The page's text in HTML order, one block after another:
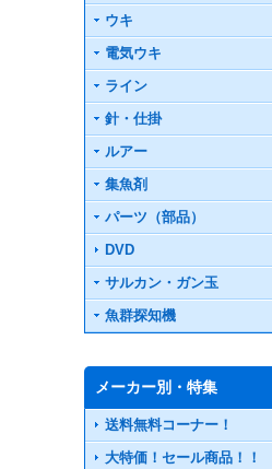
ウキ
電気ウキ
ライン
針・仕掛
ルアー
集魚剤
パーツ（部品）
DVD
サルカン・ガン玉
魚群探知機
メーカー別・特集
送料無料コーナー！
大特価！セール商品！！